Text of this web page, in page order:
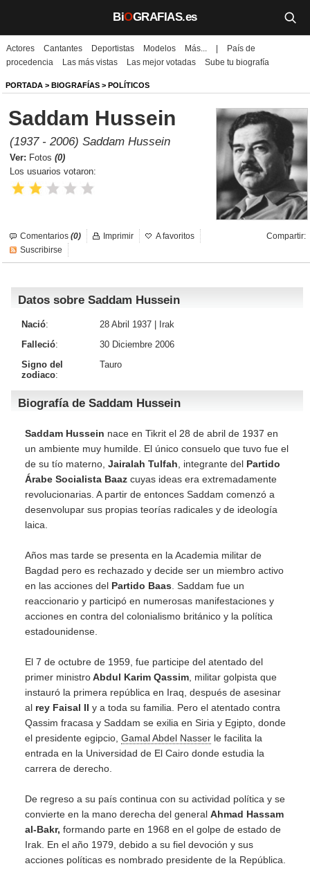
BiOGRAFIAS.es
Biografías
Películas
TV
Música
Un día como hoy
Galerías
Iniciar sesión
Actores Cantantes Deportistas Modelos Más...
País de
procedencia
Las más vistas Las mejor votadas Sube tu biografía
PORTADA > BIOGRAFÍAS > POLÍTICOS
Saddam Hussein
(1937 - 2006) Saddam Hussein
Ver: Fotos (0)
Los usuarios votaron:
Comentarios (0) Compartir:
Imprimir
A favoritos
Suscribirse
Datos sobre Saddam Hussein
Nació: 28 Abril 1937 |
Irak
Falleció:
30 Diciembre 2006
Signo del
zodiaco:
Tauro
Biografía de Saddam Hussein
Saddam Hussein nace en Tikrit el 28 de abril de 1937 en
un ambiente muy humilde. El único consuelo que tuvo fue el
de su tío materno, Jairalah Tulfah , integrante del Partido
Árabe Socialista Baaz cuyas ideas era extremadamente
revolucionarias. A partir de entonces Saddam comenzó a
desenvolupar sus propias teorías radicales y de ideología
laica.
Años mas tarde se presenta en la Academia militar de
Bagdad pero es rechazado y decide ser un miembro activo
en las acciones del Partido Baas . Saddam fue un
reaccionario y participó en numerosas manifestaciones y
acciones en contra del colonialismo británico y la política
estadounidense.
El 7 de octubre de 1959, fue participe del atentado del
primer ministroAbdul Karim Qassim , militar golpista que
instauró la primera república en Iraq, después de asesinar
al rey Faisal II y a toda su familia. Pero el atentado contra
Qassim fracasa y Saddam se exilia en Siria y Egipto, donde
el presidente egipcio, Gamal Abdel Nasser le facilita la
entrada en la Universidad de El Cairo donde estudia la
carrera de derecho.
De regreso a su país continua con su actividad política y se
convierte en la mano derecha del general Ahmad Hassam
al-Bakr, formando parte en 1968 en el golpe de estado de
Irak. En el año 1979, debido a su fiel devoción y sus
acciones políticas es nombrado presidente de la República.